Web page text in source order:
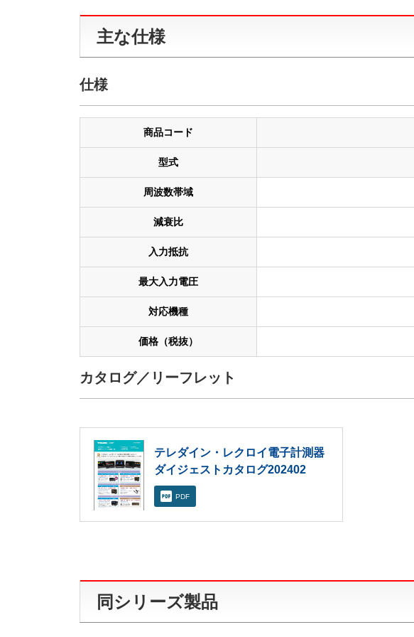
主な仕様
仕様
商品コード
型式
周波数帯域
減衰比
入力抵抗
最大入力電圧
対応機種
価格（税抜）
カタログ／リーフレット
テレダイン・レクロイ電子計測器
ダイジェストカタログ202402
PDF
同シリーズ製品